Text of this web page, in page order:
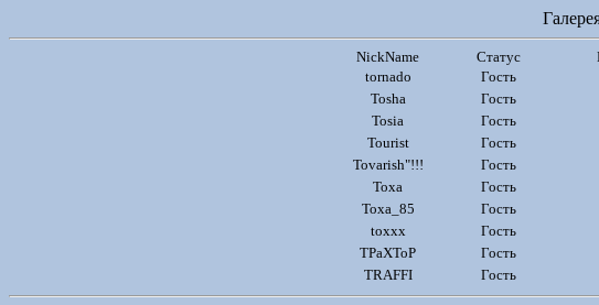
NickName Статус
tornado
Гость
Tosha
Гость
Tosia
Гость
Tourist
Гость
Tovarish"!!!
Гость
Toxa
Гость
Toxa_85
Гость
toxxx
Гость
TPaXToP
Гость
TRAFFI
Гость